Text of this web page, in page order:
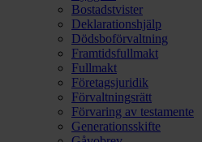
Bostadstvister
Deklarationshjälp
Dödsboförvaltning
Framtidsfullmakt
Fullmakt
Företagsjuridik
Förvaltningsrätt
Förvaring av testamente
Generationsskifte